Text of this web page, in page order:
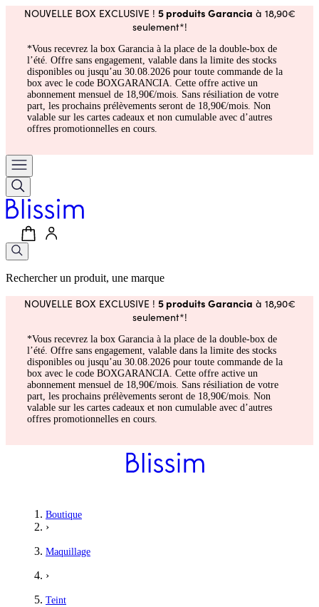
NOUVELLE BOX EXCLUSIVE ! 5 produits Garancia à 18,90€
seulement*!
*Vous recevrez la box Garancia à la place de la double-box de
l’été. Offre sans engagement, valable dans la limite des stocks
disponibles ou jusqu’au 30.08.2026 pour toute commande de la
box avec le code BOXGARANCIA. Cette offre active un
abonnement mensuel de 18,90€/mois. Sans résiliation de votre
part, les prochains prélèvements seront de 18,90€/mois. Non
valable sur les cartes cadeaux et non cumulable avec d’autres
offres promotionnelles en cours.
Rechercher un produit, une marque
NOUVELLE BOX EXCLUSIVE ! 5 produits Garancia à 18,90€
seulement*!
*Vous recevrez la box Garancia à la place de la double-box de
l’été. Offre sans engagement, valable dans la limite des stocks
disponibles ou jusqu’au 30.08.2026 pour toute commande de la
box avec le code BOXGARANCIA. Cette offre active un
abonnement mensuel de 18,90€/mois. Sans résiliation de votre
part, les prochains prélèvements seront de 18,90€/mois. Non
valable sur les cartes cadeaux et non cumulable avec d’autres
offres promotionnelles en cours.
Boutique
›
Maquillage
›
Teint